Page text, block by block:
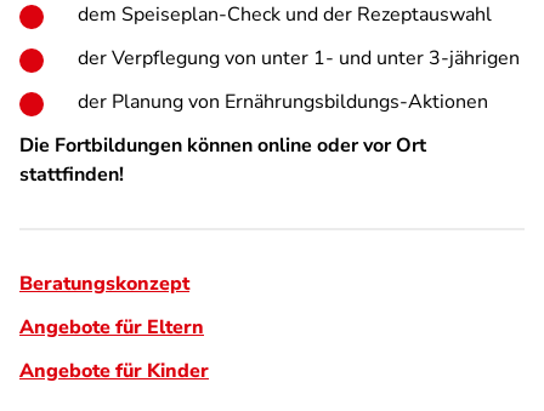
dem Speiseplan-Check und der Rezeptauswahl
der Verpflegung von unter 1- und unter 3-jährigen
der Planung von Ernährungsbildungs-Aktionen
Die Fortbildungen können online oder vor Ort
stattfinden!
Beratungskonzept
Angebote für Eltern
Angebote für Kinder